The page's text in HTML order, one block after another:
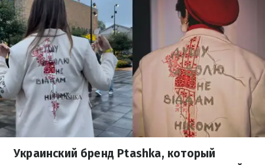
Украинский бренд Ptashka, который